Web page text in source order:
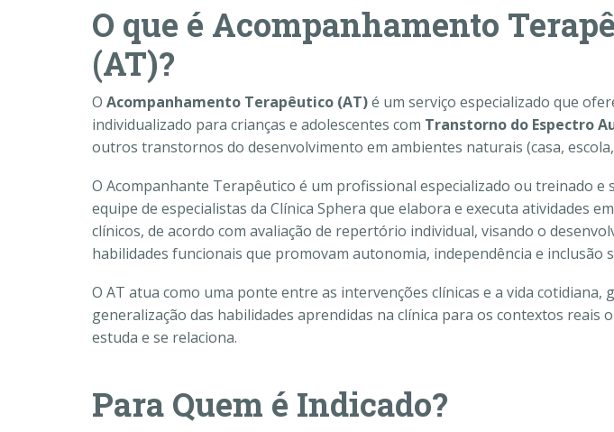
O que é Acompanhamento
(AT)?
O Acompanhamento Terapêutico (AT)é um serviço especializado que
individualizado para crianças e adolescentes com Transtorno do Espectro
outros transtornos do desenvolvimento em ambientes naturais (casa,
O Acompanhante Terapêutico é um profissional especializado ou treinado e
equipe de especialistas da Clínica Sphera que elabora e executa atividades
clínicos, de acordo com avaliação de repertório individual, visando o
habilidades funcionais que promovam autonomia, independência e inclusão
O AT atua como uma ponte entre as intervenções clínicas e a vida cotidiana,
generalização das habilidades aprendidas na clínica para os contextos reais
estuda e se relaciona.
Para Quem é Indicado?